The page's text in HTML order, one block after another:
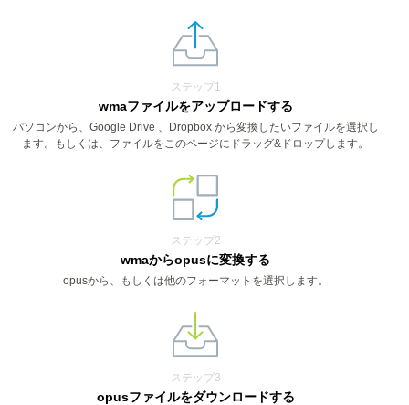
ステップ1
wmaファイルをアップロードする
パソコンから、Google Drive 、Dropbox から変換したいファイルを選択し
ます。もしくは、ファイルをこのページにドラッグ&ドロップします。
ステップ2
wmaからopusに変換する
opusから、もしくは他のフォーマットを選択します。
ステップ3
opusファイルをダウンロードする